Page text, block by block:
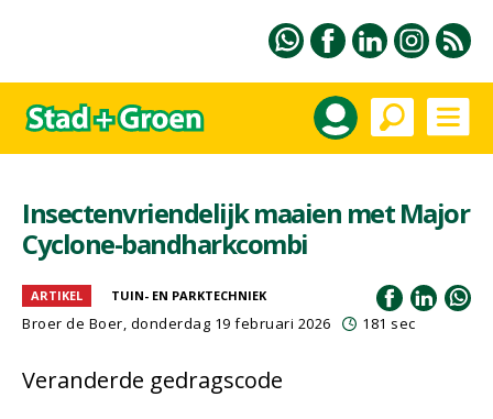
Insectenvriendelijk maaien met Major
Cyclone-bandharkcombi
ARTIKEL TUIN- EN PARKTECHNIEK
Broer de Boer, donderdag 19 februari 2026 181 sec
Veranderde gedragscode